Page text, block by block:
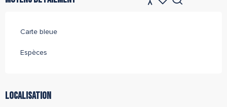
Carte bleue
Espèces
Localisation